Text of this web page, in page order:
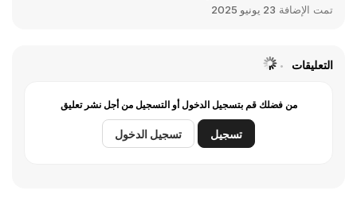
تمت الإضافة 23 يونيو 2025
التعليقات
من فضلك قم بتسجيل الدخول أو التسجيل من أجل نشر تعليق
تسجيل تسجيل الدخول